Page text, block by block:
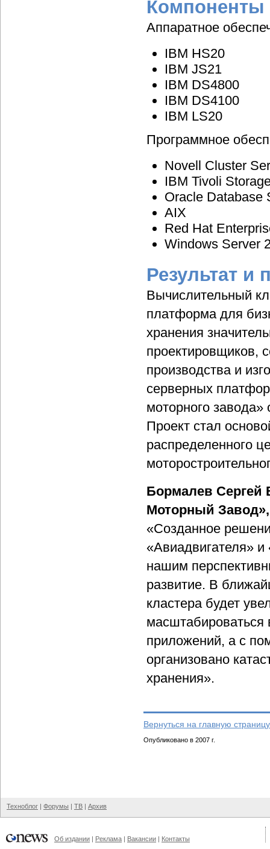
Компоненты
Аппаратное
IBM HS20
IBM JS21
IBM DS4800
IBM DS4100
IBM LS20
Программное
Novell Cluster
IBM Tivoli
Oracle Database
AIX
Red Hat
Windows Server
Результат и
Вычислительный
платформа для
хранения
проектировщиков,
производства и
серверных
моторного
Проект стал
распределенного
Бормалев Сергей
Моторный Завод»,
«Созданное
«Авиадвигателя» и
нашим
развитие. В
кластера будет
масштабироваться
приложений, а с
организовано
хранения».
Вернуться на главную
Опубликовано в 2007 г.
Техноблог | Форумы | ТВ | Архив
Об издании | Реклама | Вакансии | Контакты